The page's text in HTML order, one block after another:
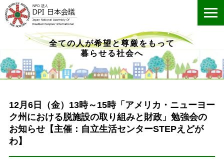
全ての人が希望と尊厳をもって
暮らせる社会へ
12月6日（金）13時～15時「アメリカ・ニューヨー
ク州における脱施設の取り組みと財政」勉強会の
お知らせ【主催：自立生活センターSTEPえどが
わ】